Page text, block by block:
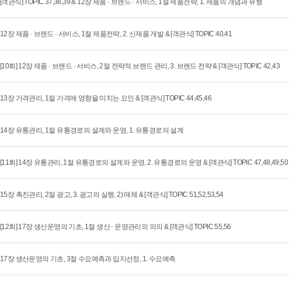
[객관식] TOPIC 37,38,39 & 12장 제품 · 브랜드 · 서비스, 1절 제품전략, 1. 제품의 개념과 유형
12장 제품 · 브랜드 · 서비스, 1절 제품전략, 2. 신제품 개발 & [객관식] TOPIC 40,41
[10회] 12장 제품 · 브랜드 · 서비스, 2절 전략적 브랜드 관리, 3. 브랜드 전략 & [객관식] TOPIC 42,43
13장 가격관리, 1절 가격에 영향을 미치는 요인 & [객관식] TOPIC 44,45,46
14장 유통관리, 1절 유통경로의 설계와 운영, 1. 유통경로의 설계
[11회] 14장 유통관리, 1절 유통경로의 설계와 운영, 2. 유통경로의 운영 & [객관식] TOPIC 47,48,49,50
15장 촉진관리, 2절 광고, 3. 광고의 실행, 2) 매체 & [객관식] TOPIC 51,52,53,54
[12회] 17장 생산운영의 기초, 1절 생산 · 운영관리의 의의 & [객관식] TOPIC 55,56
17장 생산운영의 기초, 3절 수요예측과 입지선정, 1. 수요예측